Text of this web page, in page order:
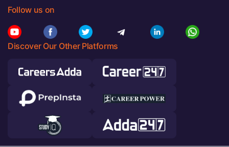
Follow us on
Discover Our Other Platforms